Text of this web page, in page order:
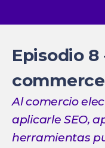
Episodio 8
Al comercio
aplicarle SEO,
herramientas